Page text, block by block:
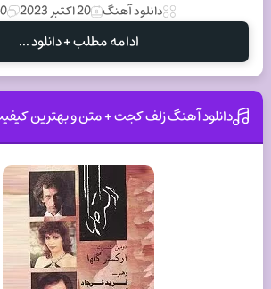
دانلود آهنگ 20 اکتبر 2023 0 نظر
ادامه مطلب + دانلود ...
دانلود آهنگ زلف کجت + متن و بهترین